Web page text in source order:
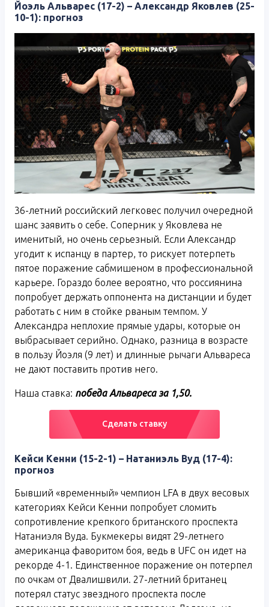
Йоэль Альварес (17-2) – Александр Яковлев (25-
10-1): прогноз
36-летний российский легковес получил очередной
шанс заявить о себе. Соперник у Яковлева не
именитый, но очень серьезный. Если Александр
угодит к испанцу в партер, то рискует потерпеть
пятое поражение сабмишеном в профессиональной
карьере. Гораздо более вероятно, что россиянина
попробует держать оппонента на дистанции и будет
работать с ним в стойке рваным темпом. У
Александра неплохие прямые удары, которые он
выбрасывает серийно. Однако, разница в возрасте
в пользу Йоэля (9 лет) и длинные рычаги Альвареса
не дают поставить против него.
Наша ставка: победа Альвареса за 1,50.
Сделать ставку
Кейси Кенни (15-2-1) – Натаниэль Вуд (17-4):
прогноз
Бывший «временный» чемпион LFA в двух весовых
категориях Кейси Кенни попробует сломить
сопротивление крепкого британского проспекта
Натаниэля Вуда. Букмекеры видят 29-летнего
американца фаворитом боя, ведь в UFC он идет на
рекорде 4-1. Единственное поражение он потерпел
по очкам от Двалишвили. 27-летний британец
потерял статус звездного проспекта после